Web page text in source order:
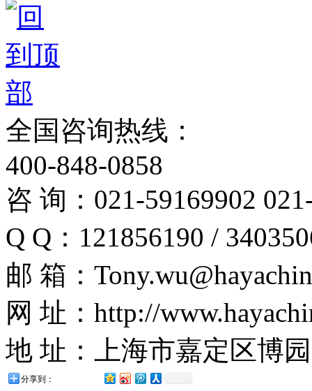
全国咨询热线：
400-848-0858
咨 询：021-59169902
Q Q：121856190 /
邮 箱：
网 址：http://
地 址：上海市嘉定区博
分享到：